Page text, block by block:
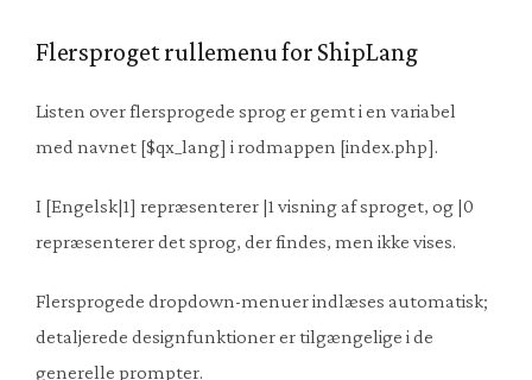
Flersproget rullemenu for ShipLang
Listen over flersprogede sprog er gemt i en variabel
med navnet [$qx_lang] i rodmappen [index.php].
I [Engelsk|1] repræsenterer |1 visning af sproget, og |0
repræsenterer det sprog, der findes, men ikke vises.
Flersprogede dropdown-menuer indlæses automatisk;
detaljerede designfunktioner er tilgængelige i de
generelle prompter.